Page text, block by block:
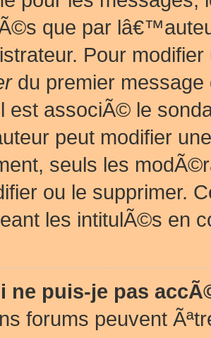
que par
Pour
du premier
est associÃ© le
peut modifier
seuls les
ou le supprimer.
les intitulÃ©s en
ne puis-je pas
forums peuvent